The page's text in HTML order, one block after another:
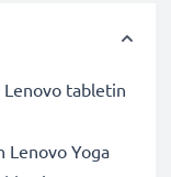
Lenovo tabletin
Lenovo Yoga